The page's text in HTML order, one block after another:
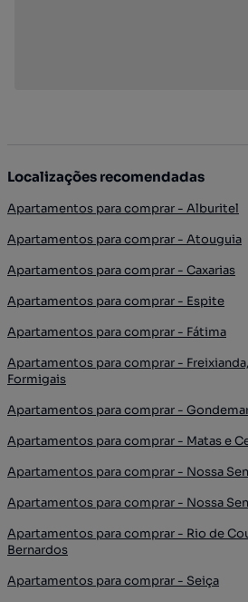
Localizações recomendadas
Apartamentos para comprar - Alburitel
Apartamentos para comprar - Atouguia
Apartamentos para comprar - Caxarias
Apartamentos para comprar - Espite
Apartamentos para comprar - Fátima
Apartamentos para comprar -
Formigais
Apartamentos para comprar -
Apartamentos para comprar - Matas e
Apartamentos para comprar - Nossa
Apartamentos para comprar - Nossa
Apartamentos para comprar - Rio de
Bernardos
Apartamentos para comprar - Seiça